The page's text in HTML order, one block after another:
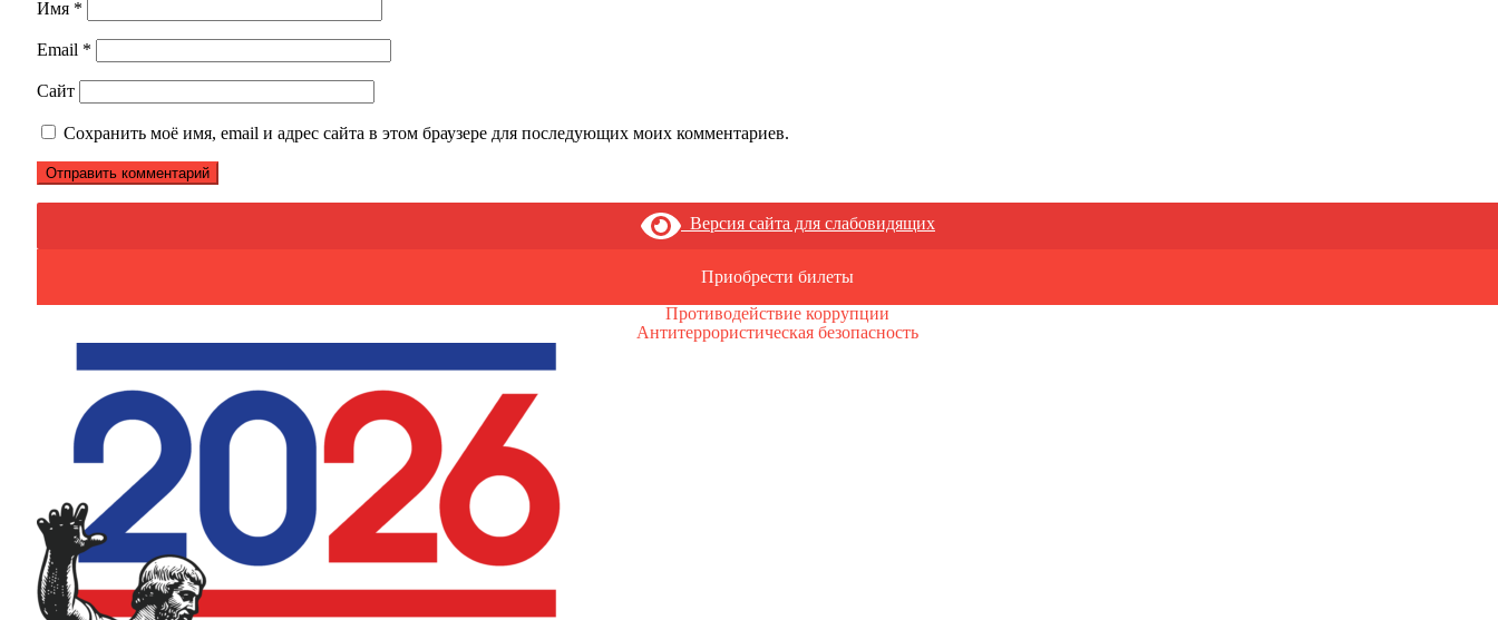
Имя *
Email *
Сайт
Сохранить моё имя, email и адрес сайта в этом браузере для последующих моих комментариев.
Версия сайта для слабовидящих
Приобрести билеты
Противодействие коррупции
Антитеррористическая безопасность